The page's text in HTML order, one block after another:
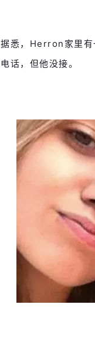
据悉，Herron家里
电话，但他没接。